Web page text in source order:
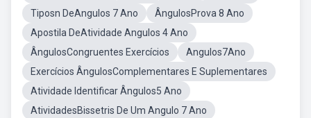
Tiposn DeAngulos 7 Ano
ÂngulosProva 8 Ano
Apostila DeAtividade Angulos 4 Ano
ÂngulosCongruentes Exercícios
Angulos7Ano
Exercícios ÂngulosComplementares E Suplementares
Atividade Identificar Ângulos5 Ano
AtividadesBissetris De Um Angulo 7 Ano